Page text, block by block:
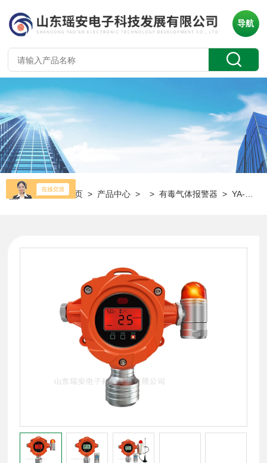
导航
当前位置：首页 > 产品中心 > >有毒气体报警器 > YA-D300氢气报警器：工业安全检测与浓度阈值设置